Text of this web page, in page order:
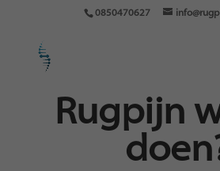
0850470627
Rugpijn